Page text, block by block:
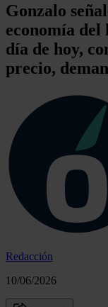
Gonzalo
economía del
día de hoy,
precio,
Redacción
10/06/2026